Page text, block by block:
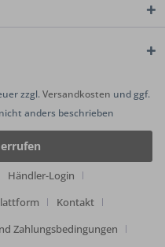
zzgl.Versandkosten und ggf.
anders beschrieben
Händler-Login
Kontakt
Zahlungsbedingungen